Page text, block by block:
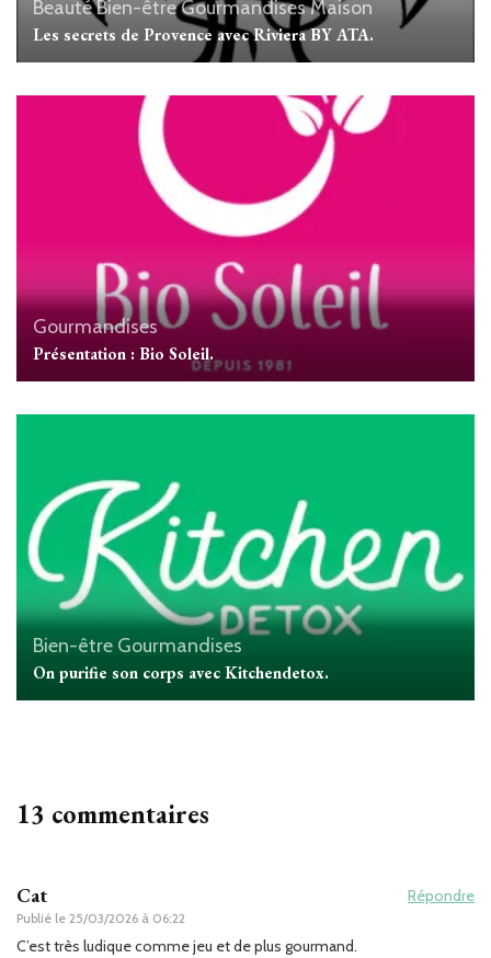
BeautéBien-êtreGourmandisesMaison
Les secrets de Provence avec Riviera BY ATA.
Gourmandises
Présentation : Bio Soleil.
Bien-être Gourmandises
On purifie son corps avec Kitchendetox.
13 commentaires
Cat
Publié le 25/03/2026 à 06:22
Répondre
C’est très ludique comme jeu et de plus gourmand.